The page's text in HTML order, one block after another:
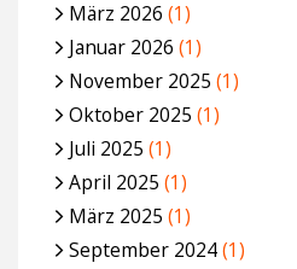
März 2026 (1)
Januar 2026 (1)
November 2025 (1)
Oktober 2025 (1)
Juli 2025 (1)
April 2025 (1)
März 2025 (1)
September 2024(1)